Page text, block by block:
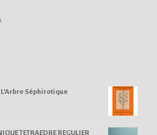
Séphirotique
TETRAEDRE REGULIER